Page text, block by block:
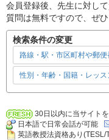
会員登録後、先生に対し
質問は無料ですので、ぜ
検索条件の変更
路線・駅・市区町村や郵便
性別・年齢・国籍・レッ
30日以内に当サイト
日本語で日常会話が可能
英語教授法資格あり(TESL/